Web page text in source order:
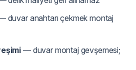
duvar anahtarı çekmek montaj
— duvar montaj gevşemesi;